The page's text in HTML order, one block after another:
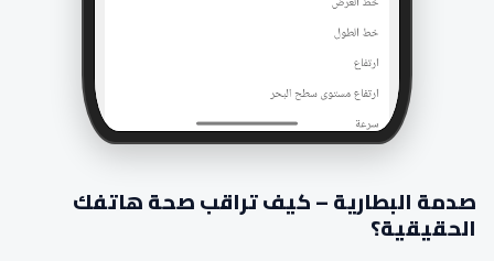
صدمة البطارية – كيف تراقب صحة هاتفك
الحقيقية؟